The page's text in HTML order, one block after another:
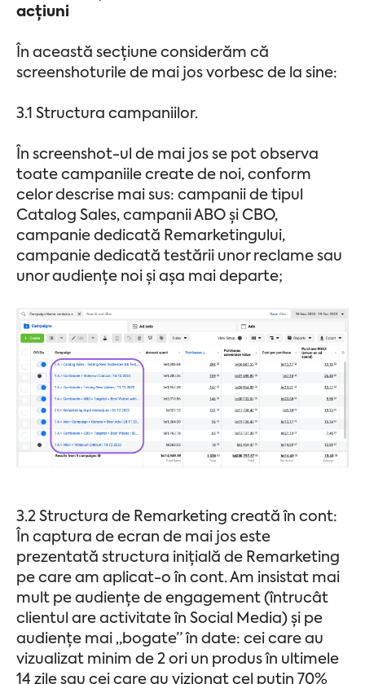
acțiuni
În această secțiune considerăm că
screenshoturile de mai jos vorbesc de la sine:
3.1 Structura campaniilor.
În screenshot-ul de mai jos se pot observa
toate campaniile create de noi, conform
celor descrise mai sus: campanii de tipul
Catalog Sales, campanii ABO și CBO,
campanie dedicată Remarketingului,
campanie dedicată testării unor reclame sau
unor audiențe noi și așa mai departe;
3.2 Structura de Remarketing creată în cont:
În captura de ecran de mai jos este
prezentată structura inițială de Remarketing
pe care am aplicat-o în cont. Am insistat mai
mult pe audiențe de engagement (întrucât
clientul are activitate în Social Media) și pe
audiențe mai „bogate” în date: cei care au
vizualizat minim de 2 ori un produs în ultimele
14 zile sau cei care au vizionat cel puțin 70%